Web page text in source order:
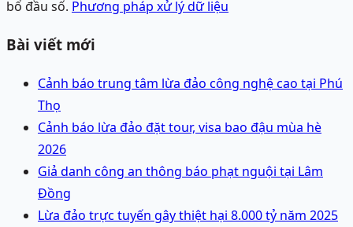
bổ đầu số. Phương pháp xử lý dữ liệu
Bài viết mới
Cảnh báo trung tâm lừa đảo công nghệ cao tại Phú
Thọ
Cảnh báo lừa đảo đặt tour, visa bao đậu mùa hè
2026
Giả danh công an thông báo phạt nguội tại Lâm
Đồng
Lừa đảo trực tuyến gây thiệt hại 8.000 tỷ năm 2025